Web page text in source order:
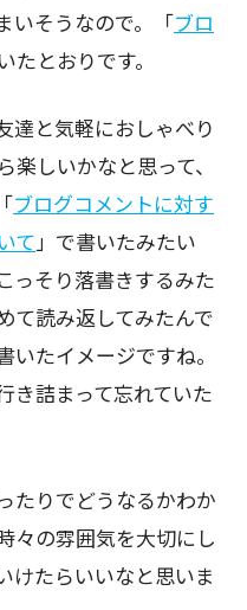
いそうなので。「ブロ
たとおりです。
達と気軽におしゃべり
しいかなと思って、
ブログコメントに対す
て」で書いたみたい
っそり落書きするみた
て読み返してみたんで
たイメージですね。
き詰まって忘れていた
たりでどうなるかわか
々の雰囲気を大切にし
けたらいいなと思いま